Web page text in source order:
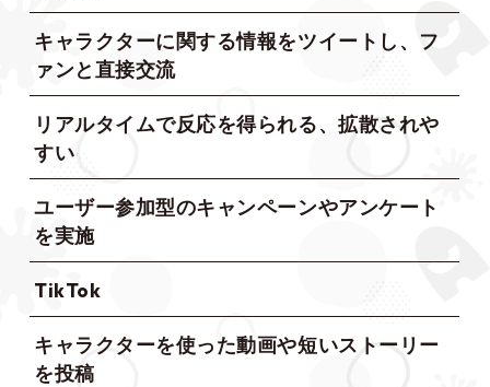
キャラクターに関する情報をツイートし、フ
ァンと直接交流
リアルタイムで反応を得られる、拡散されや
すい
ユーザー参加型のキャンペーンやアンケート
を実施
TikTok
キャラクターを使った動画や短いストーリー
を投稿